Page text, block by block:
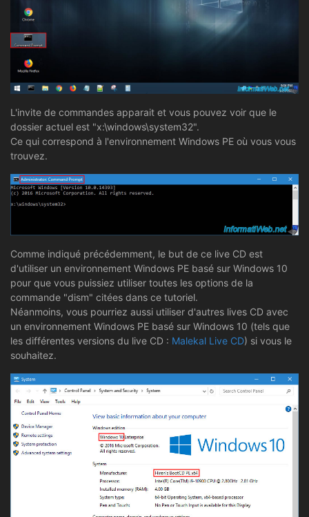
L'invite de commandes apparait et vous pouvez voir que le
dossier actuel est "x:\windows\system32".
Ce qui correspond à l'environnement Windows PE où vous vous
trouvez.
Comme indiqué précédemment, le but de ce live CD est
d'utiliser un environnement Windows PE basé sur Windows 10
pour que vous puissiez utiliser toutes les options de la
commande "dism" citées dans ce tutoriel.
Néanmoins, vous pourriez aussi utiliser d'autres lives CD avec
un environnement Windows PE basé sur Windows 10 (tels que
les différentes versions du live CD : Malekal Live CD) si vous le
souhaitez.